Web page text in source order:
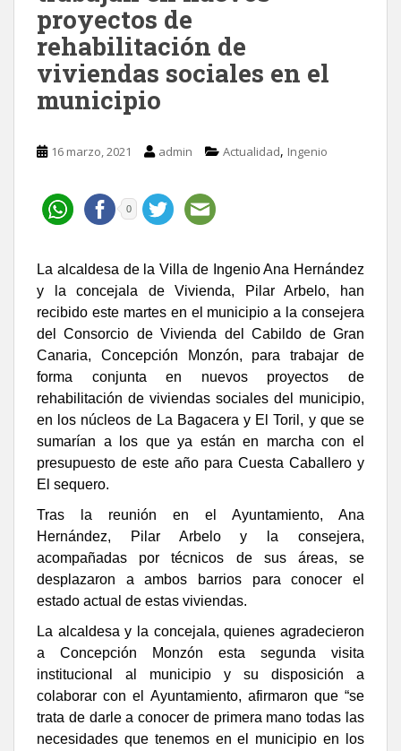
proyectos de
rehabilitación de
viviendas sociales en el
municipio
16 marzo, 2021 admin Actualidad, Ingenio
0
La alcaldesa de la Villa de Ingenio Ana Hernández
y la concejala de Vivienda, Pilar Arbelo, han
recibido este martes en el municipio a la consejera
del Consorcio de Vivienda del Cabildo de Gran
Canaria, Concepción Monzón, para trabajar de
forma conjunta en nuevos proyectos de
rehabilitación de viviendas sociales del municipio,
en los núcleos de La Bagacera y El Toril, y que se
sumarían a los que ya están en marcha con el
presupuesto de este año para Cuesta Caballero y
El sequero.
Tras la reunión en el Ayuntamiento, Ana
Hernández, Pilar Arbelo y la consejera,
acompañadas por técnicos de sus áreas, se
desplazaron a ambos barrios para conocer el
estado actual de estas viviendas.
La alcaldesa y la concejala, quienes agradecieron
a Concepción Monzón esta segunda visita
institucional al municipio y su disposición a
colaborar con el Ayuntamiento, afirmaron que “se
trata de darle a conocer de primera mano todas las
necesidades que tenemos en el municipio en los